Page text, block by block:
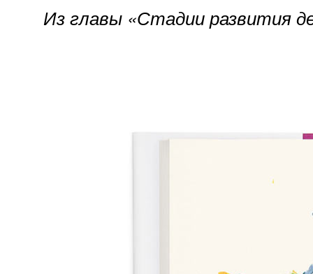
Из главы «Стадии развития